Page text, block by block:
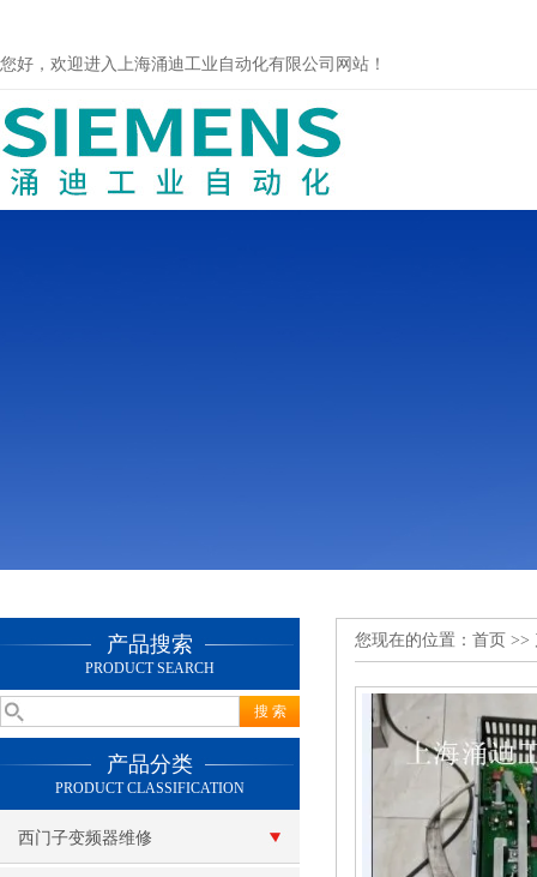
您好，欢迎进入上海涌迪工业自动化有限公司网站！
产品搜索
PRODUCT SEARCH
产品分类
PRODUCT CLASSIFICATION
西门子变频器维修
您现在的位置： 首页 >>